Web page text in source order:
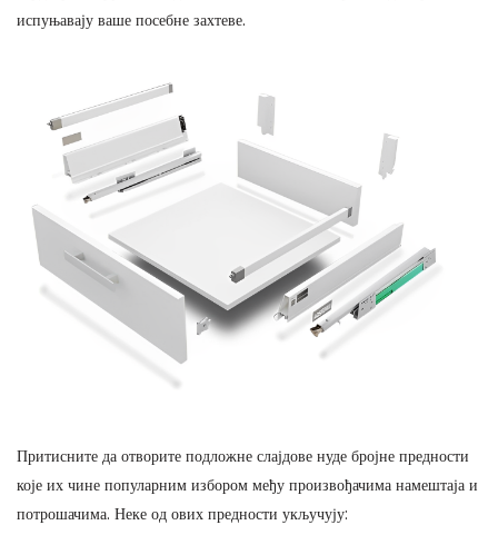
испуњавају ваше посебне захтеве.
Притисните да отворите подложне слајдове нуде бројне предности
које их чине популарним избором међу произвођачима намештаја и
потрошачима. Неке од ових предности укључују: